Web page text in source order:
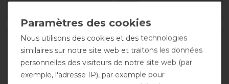
Nous utilisons des cookies et des technologies
similaires sur notre site web et traitons les données
personnelles des visiteurs de notre site web (par
exemple, l'adresse IP), par exemple pour